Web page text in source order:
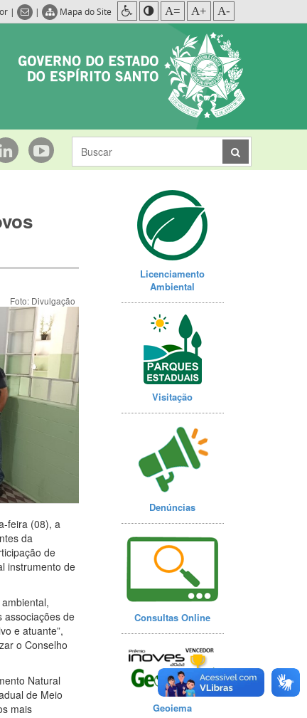
| | Mapa do Site A= A+ A-
Foto: Divulgação
feira (08), a
da
de
instrumento de
associações de
e atuante”,
o Conselho
Natural
de Meio
mais
Licenciamento
Ambiental
Visitação
Denúncias
Consultas Online
Geoiema